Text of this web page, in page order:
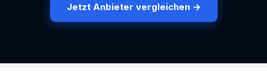
Jetzt Anbieter vergleichen →